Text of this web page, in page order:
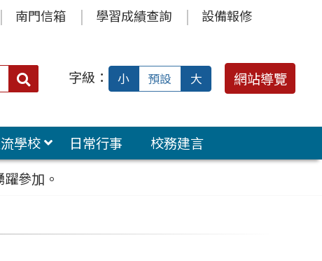
南門信箱 學習成績查詢 設備報修
搜
字級： 小 預設 大 網站導覽
學校 日常行事
校務建言
參加。